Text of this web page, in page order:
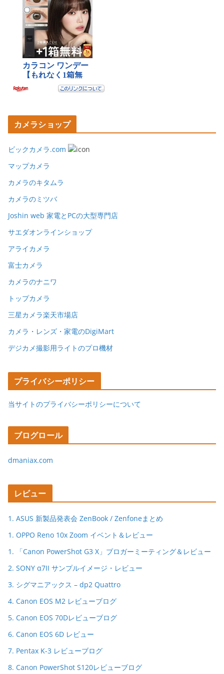
カメラショップ
ビックカメラ.com
マップカメラ
カメラのキタムラ
カメラのミツバ
Joshin web 家電とPCの大型専門店
サエダオンラインショップ
アライカメラ
富士カメラ
カメラのナニワ
トップカメラ
三星カメラ楽天市場店
カメラ・レンズ・家電のDigiMart
デジカメ撮影用ライトのプロ機材
プライバシーポリシー
当サイトのプライバシーポリシーについて
ブログロール
dmaniax.com
レビュー
1. ASUS 新製品発表会 ZenBook / Zenfoneまとめ
1. OPPO Reno 10x Zoom イベント＆レビュー
1. 「Canon PowerShot G3 X」ブロガーミーティング＆レビュー
2. SONY α7II サンプルイメージ・レビュー
3. シグマニアックス – dp2 Quattro
4. Canon EOS M2 レビューブログ
5. Canon EOS 70Dレビューブログ
6. Canon EOS 6D レビュー
7. Pentax K-3 レビューブログ
8. Canon PowerShot S120レビューブログ